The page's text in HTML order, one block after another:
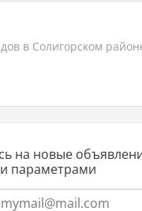
в Солигорском
на новые
параметрами